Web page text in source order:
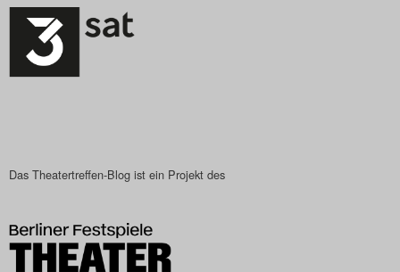
Das Theatertreffen-Blog ist ein Projekt des